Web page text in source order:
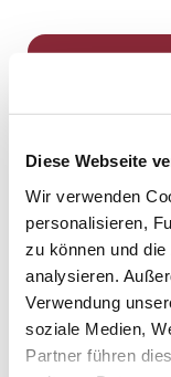
Diese Webseite
Wir verwenden
personalisieren,
zu können und
analysieren.
Verwendung
soziale Medien,
Partner führen
Dies